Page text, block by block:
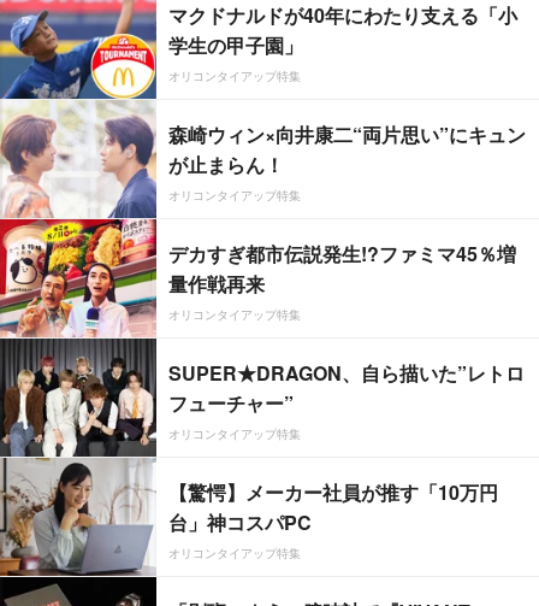
マクドナルドが40年にわたり支える「小
学生の甲子園」
オリコンタイアップ特集
森崎ウィン×向井康二“両片思い”にキュン
が止まらん！
オリコンタイアップ特集
デカすぎ都市伝説発生!?ファミマ45％増
量作戦再来
オリコンタイアップ特集
SUPER★DRAGON、自ら描いた”レトロ
フューチャー”
オリコンタイアップ特集
【驚愕】メーカー社員が推す「10万円
台」神コスパPC
オリコンタイアップ特集